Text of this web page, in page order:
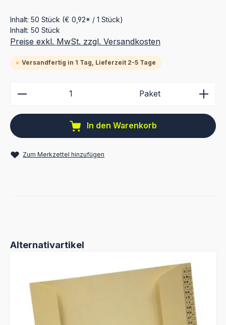
Inhalt: 50 Stück (€ 0,92* / 1 Stück)
Inhalt: 50 Stück
Preise exkl. MwSt. zzgl. Versandkosten
Versandfertig in 1 Tag, Lieferzeit 2-5 Tage
Produkt Anzahl: Gib den gewünschten Wert ein
Paket
In den Warenkorb
Zum Merkzettel hinzufügen
Produktgalerie überspringen
Alternativartikel